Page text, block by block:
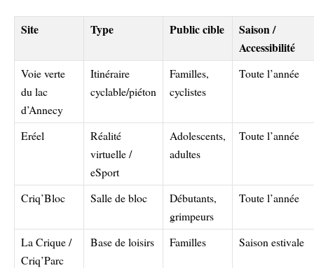
Site Type Public cible
Saison /
Accessibilité
Voie verte
du lac
d’Annecy
Itinéraire
cyclable/piéton
Familles,
cyclistes
Toute l’année
Eréel
Réalité
virtuelle /
eSport
Adolescents,
adultes
Toute l’année
Criq’Bloc Salle de bloc
Débutants,
grimpeurs
Toute l’année
La Crique /
Criq’Parc
Base de loisirs Familles Saison estivale